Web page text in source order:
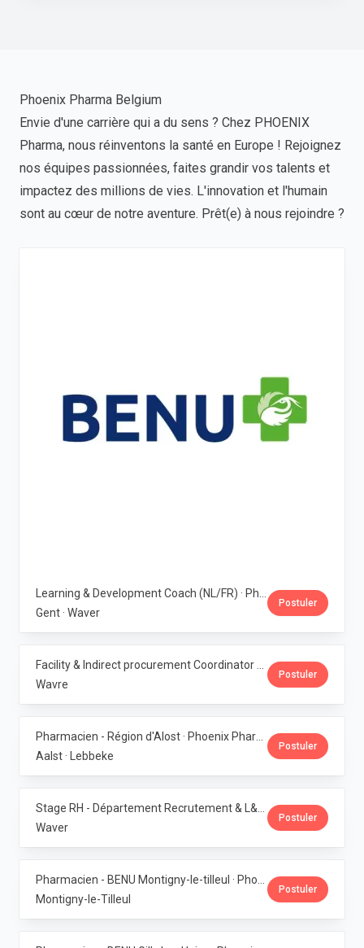
Phoenix Pharma Belgium
Envie d'une carrière qui a du sens ? Chez PHOENIX
Pharma, nous réinventons la santé en Europe ! Rejoignez
nos équipes passionnées, faites grandir vos talents et
impactez des millions de vies. L'innovation et l'humain
sont au cœur de notre aventure. Prêt(e) à nous rejoindre ?
Gent · Waver
Postuler
Wavre
Postuler
Aalst · Lebbeke
Postuler
Waver
Postuler
Montigny-le-Tilleul
Postuler